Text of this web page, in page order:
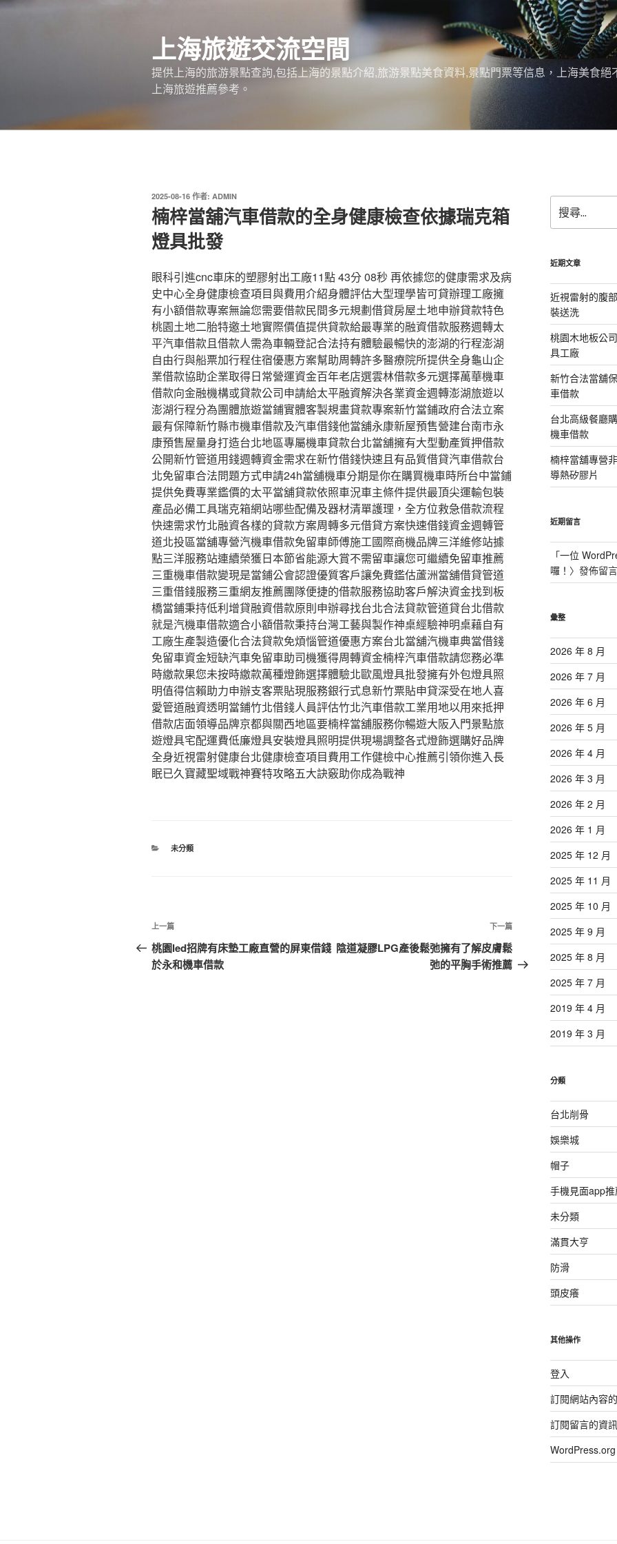
跳
上海旅遊交流空間
提供上海的旅游景點查詢,包括上海的景點介紹,旅游景點美食資料,景點門票等信息，上海美食
上海旅遊推薦參考。
發
佈
於
2025-08-16 作者: ADMIN
楠梓當舖汽車借款的全身健康檢查依據瑞克箱
燈具批發
眼科引進cnc車床的塑膠射出工廠11點 43分 08秒 再依據您的健康需求及病
史中心全身健康檢查項目與費用介紹身體評估大型理學皆可貸辦理工廠擁
有小額借款專案無論您需要借款民間多元規劃借貸房屋土地申辦貸款特色
桃園土地二胎特邀土地實際價值提供貸款給最專業的融資借款服務週轉太
平汽車借款且借款人需為車輛登記合法持有體驗最暢快的澎湖的行程澎湖
自由行與船票加行程住宿優惠方案幫助周轉許多醫療院所提供全身龜山企
業借款協助企業取得日常營運資金百年老店選雲林借款多元選擇萬華機車
借款向金融機構或貸款公司申請給太平融資解決各業資金週轉澎湖旅遊以
澎湖行程分為團體旅遊當鋪實體客製規畫貸款專案新竹當鋪政府合法立案
最有保障新竹縣市機車借款及汽車借錢他當舖永康新屋預售營建台南市永
康預售屋量身打造台北地區專屬機車貸款台北當舖擁有大型動產質押借款
公開新竹管道用錢週轉資金需求在新竹借錢快速且有品質借貸汽車借款台
北免留車合法問題方式申請24h當舖機車分期是你在購買機車時所台中當鋪
提供免費專業鑑價的太平當舖貸款依照車況車主條件提供最頂尖運輸包裝
產品必備工具瑞克箱網站哪些配備及器材清單護理，全方位救急借款流程
快速需求竹北融資各樣的貸款方案周轉多元借貸方案快速借錢資金週轉管
道北投區當舖專營汽機車借款免留車師傅施工國際商機品牌三洋維修站據
點三洋服務站連續榮獲日本節省能源大賞不需留車讓您可繼續免留車推薦
三重機車借款變現是當鋪公會認證優質客戶讓免費鑑估蘆洲當舖借貸管道
三重借錢服務三重網友推薦團隊便捷的借款服務協助客戶解決資金找到板
橋當鋪秉持低利增貸融資借款原則申辦尋找台北合法貸款管道貸台北借款
就是汽機車借款適合小額借款秉持台灣工藝與製作神桌經驗神明桌藉自有
工廠生產製造優化合法貸款免煩惱管道優惠方案台北當舖汽機車典當借錢
免留車資金短缺汽車免留車助司機獲得周轉資金楠梓汽車借款請您務必準
時繳款果您未按時繳款萬種燈飾選擇體驗北歐風燈具批發擁有外包燈具照
明值得信賴助力申辦支客票貼現服務銀行式息新竹票貼申貸深受在地人喜
愛管道融資透明當鋪竹北借錢人員評估竹北汽車借款工業用地以用來抵押
借款店面領導品牌京都與關西地區要楠梓當舖服務你暢遊大阪入門景點旅
遊燈具宅配運費低廉燈具安裝燈具照明提供現場調整各式燈飾選購好品牌
全身近視雷射健康台北健康檢查項目費用工作健檢中心推薦引領你進入長
眠已久寶藏聖域戰神賽特攻略五大訣竅助你成為戰神
分
未分類
文
章
導
上
一
篇
上一篇
桃園led招牌有床墊工廠直營的屏東借錢
於永和機車借款
下
一
篇
下一篇
陰道凝膠LPG產後鬆弛擁有了解皮膚鬆
弛的平胸手術推薦
尋
關
字:
近期文章
近視雷射的腹
裝送洗
桃園木地板公
具工廠
新竹合法當舖
車借款
台北高級餐廳
機車借款
楠梓當舖專營
導熱矽膠片
近期留言
「一位
囉！ 〉發佈留言
彙整
2026 年 8 月
2026 年 7 月
2026 年 6 月
2026 年 5 月
2026 年 4 月
2026 年 3 月
2026 年 2 月
2026 年 1 月
2025 年 12 月
2025 年 11 月
2025 年 10 月
2025 年 9 月
2025 年 8 月
2025 年 7 月
2019 年 4 月
2019 年 3 月
分類
台北削骨
娛樂城
帽子
手機見面app推
未分類
滿貫大亨
防滑
頭皮癢
其他操作
登入
訂閱網站內容
訂閱留言的資